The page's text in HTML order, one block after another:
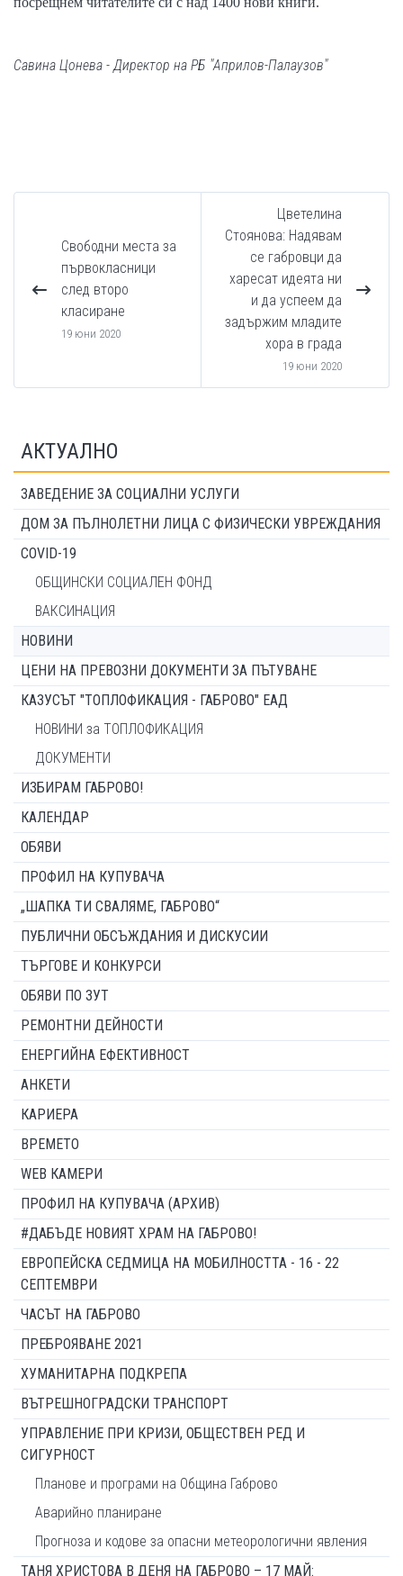
Савина Цонева - Директор на РБ "Априлов-Палаузов"
Свободни места за
първокласници
след второ
класиране
19 юни 2020
Цветелина
Стоянова: Надявам
се габровци да
харесат идеята ни
и да успеем да
задържим младите
хора в града
19 юни 2020
АКТУАЛНО
ЗАВЕДЕНИЕ ЗА СОЦИАЛНИ УСЛУГИ
ДОМ ЗА ПЪЛНОЛЕТНИ ЛИЦА С ФИЗИЧЕСКИ УВРЕЖДАНИЯ
COVID-19
ОБЩИНСКИ СОЦИАЛЕН ФОНД
ВАКСИНАЦИЯ
НОВИНИ
ЦЕНИ НА ПРЕВОЗНИ ДОКУМЕНТИ ЗА ПЪТУВАНЕ
КАЗУСЪТ "ТОПЛОФИКАЦИЯ - ГАБРОВО" ЕАД
НОВИНИ за ТОПЛОФИКАЦИЯ
ДОКУМЕНТИ
ИЗБИРАМ ГАБРОВО!
КАЛЕНДАР
ОБЯВИ
ПРОФИЛ НА КУПУВАЧА
„ШАПКА ТИ СВАЛЯМЕ, ГАБРОВО“
ПУБЛИЧНИ ОБСЪЖДАНИЯ И ДИСКУСИИ
ТЪРГОВЕ И КОНКУРСИ
ОБЯВИ ПО ЗУТ
РЕМОНТНИ ДЕЙНОСТИ
ЕНЕРГИЙНА ЕФЕКТИВНОСТ
АНКЕТИ
КАРИЕРА
ВРЕМЕТО
WEB КАМЕРИ
ПРОФИЛ НА КУПУВАЧА (АРХИВ)
#ДАБЪДЕ НОВИЯТ ХРАМ НА ГАБРОВО!
ЕВРОПЕЙСКА СЕДМИЦА НА МОБИЛНОСТТА - 16 - 22
СЕПТЕМВРИ
ЧАСЪТ НА ГАБРОВО
ПРЕБРОЯВАНЕ 2021
ХУМАНИТАРНА ПОДКРЕПА
ВЪТРЕШНОГРАДСКИ ТРАНСПОРТ
УПРАВЛЕНИЕ ПРИ КРИЗИ, ОБЩЕСТВЕН РЕД И
СИГУРНОСТ
Планове и програми на Община Габрово
Аварийно планиране
Прогноза и кодове за опасни метеорологични явления
ТАНЯ ХРИСТОВА В ДЕНЯ НА ГАБРОВО – 17 МАЙ: